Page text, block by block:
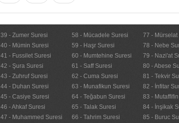
39 - Zumer Suresi
40 - Mümin Suresi
41 - Fussilet Suresi
42 - Şura Suresi
43 - Zuhruf Suresi
44 - Duhan Suresi
45 - Casiye Suresi
46 - Ahkaf Suresi
47 - Muhammed Suresi
58 - Mücadele Suresi
59 - Haşr Suresi
60 - Mumtehine Suresi
61 - Saff Suresi
62 - Cuma Suresi
63 - Munafikun Suresi
64 - Teğabun Suresi
65 - Talak Suresi
66 - Tahrim Suresi
77 - Mürselat
78 - Nebe
79 - Nazi'at
80 - Abese
81 - Tekvir
82 - İnfitar
83 -
84 - İnşikak
85 - Buruc